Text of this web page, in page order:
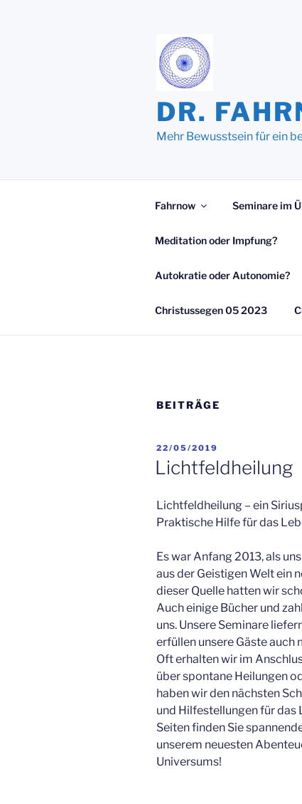
DR.
Mehr Bewusstsein für ein
Fahrnow Seminare im
Meditation oder Impfung?
Autokratie oder Autonomie?
Christussegen 05 2023
BEITRÄGE
VERÖFFENTLICHT
AM
22/05/2019
Lichtfeldheilung
Lichtfeldheilung – ein
Praktische Hilfe für das
Es war Anfang 2013, als
aus der Geistigen Welt ein
dieser Quelle hatten wir
Auch einige Bücher und
uns. Unsere Seminare
erfüllen unsere Gäste
Oft erhalten wir im
über spontane Heilungen
haben wir den nächsten
und Hilfestellungen für das
Seiten finden Sie
unserem neuesten
Universums!